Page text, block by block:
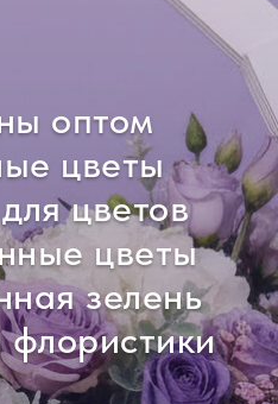
оптом
цветы
цветов
цветы
зелень